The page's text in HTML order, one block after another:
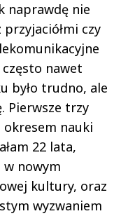
naprawdę nie
czy
często nawet
było trudno, ale
Pierwsze trzy
okresem nauki
22 lata,
w nowym
kultury, oraz
wyzwaniem